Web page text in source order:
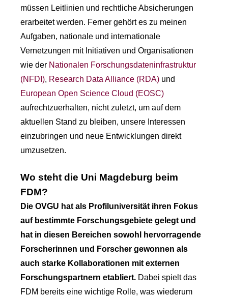
müssen Leitlinien und rechtliche Absicherungen
erarbeitet werden. Ferner gehört es zu meinen
Aufgaben, nationale und internationale
Vernetzungen mit Initiativen und Organisationen
wie der Nationalen Forschungsdateninfrastruktur
(NFDI), Research Data Alliance (RDA) und
European Open Science Cloud (EOSC)
aufrechtzuerhalten, nicht zuletzt, um auf dem
aktuellen Stand zu bleiben, unsere Interessen
einzubringen und neue Entwicklungen direkt
umzusetzen.
Wo steht die Uni Magdeburg beim
FDM?
Die OVGU hat als Profiluniversität ihren Fokus
auf bestimmte Forschungsgebiete gelegt und
hat in diesen Bereichen sowohl hervorragende
Forscherinnen und Forscher gewonnen als
auch starke Kollaborationen mit externen
Forschungspartnern etabliert. Dabei spielt das
FDM bereits eine wichtige Rolle, was wiederum